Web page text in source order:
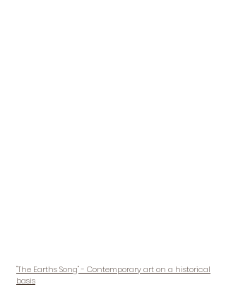
"The Earths Song" - Contemporary art on a historical
basis